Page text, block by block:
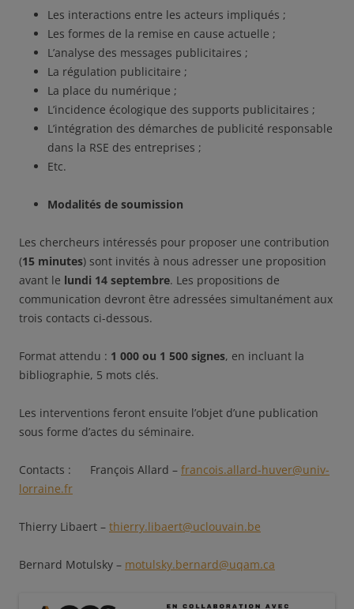
Les interactions entre les acteurs impliqués ;
Les formes de la remise en cause actuelle ;
L’analyse des messages publicitaires ;
La régulation publicitaire ;
La place du numérique ;
L’incidence écologique des supports publicitaires ;
L’intégration des démarches de publicité responsable
dans la RSE des entreprises ;
Etc.
Modalités de soumission
Les chercheurs intéressés pour proposer une contribution
(15 minutes) sont invités à nous adresser une proposition
avant le lundi 14 septembre. Les propositions de
communication devront être adressées simultanément aux
trois contacts ci-dessous.
Format attendu : 1 000 ou 1 500 signes, en incluant la
bibliographie, 5 mots clés.
Les interventions feront ensuite l’objet d’une publication
sous forme d’actes du séminaire.
Contacts : François Allard – francois.allard-huver@univ-
lorraine.fr
Thierry Libaert – thierry.libaert@uclouvain.be
Bernard Motulsky – motulsky.bernard@uqam.ca